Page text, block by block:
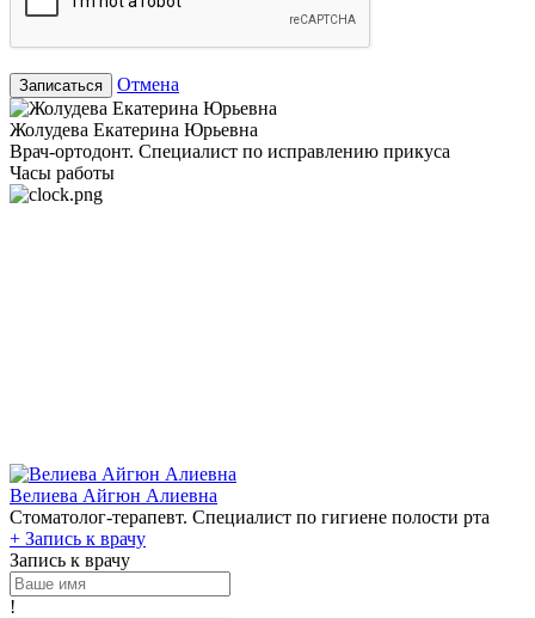
Записаться Отмена
Жолудева Екатерина Юрьевна
Врач-ортодонт. Специалист по исправлению прикуса
Часы работы
Велиева Айгюн Алиевна
Стоматолог-терапевт. Специалист по гигиене полости рта
+ Запись к врачу
Запись к врачу
!